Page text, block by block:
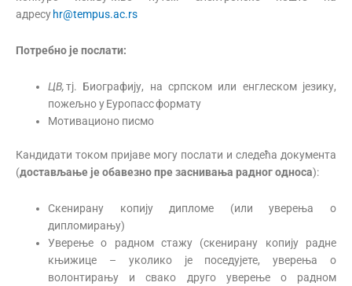
адресу hr@tempus.ac.rs
Потребно је послати:
ЦВ,тј. Биографију, на српском или енглеском језику,
пожељно у Еуропасс формату
Мотивационо писмо
Кандидати током пријаве могу послати и следећа документа
(достављање је обавезно пре заснивања радног односа):
Скенирану копију дипломе (или уверења о
дипломирању)
Уверење о радном стажу (скенирану копију радне
књижице – уколико је поседујете, уверења о
волонтирању и свако друго уверење о радном